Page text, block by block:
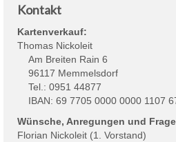
Kontakt
Kartenverkauf:
Thomas Nickoleit
Am Breiten Rain 6
96117 Memmelsdorf
Tel.: 0951 44877
IBAN: 69 7705 0000 0000 1107
Wünsche, Anregungen und
Florian Nickoleit (1. Vorstand)